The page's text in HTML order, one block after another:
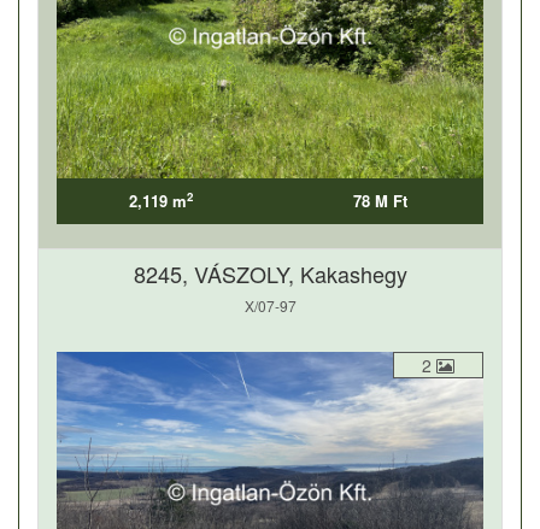
2,119 m2 78 M Ft
8245, VÁSZOLY, Kakashegy
X/07-97
2